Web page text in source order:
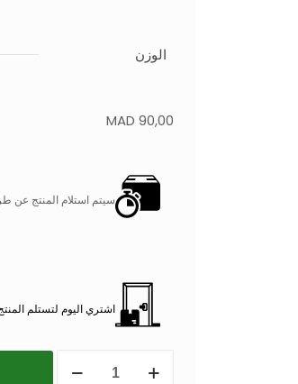
الوزن
MAD 90,00
سيتم استلام المنتج عن
اشتري اليوم لتستلم المنتج بحلول